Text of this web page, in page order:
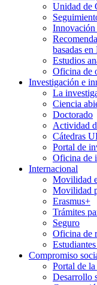
Unidad de
Innovación
basadas
Estudios
Oficina de
Investigación e
La
Ciencia
Doctorado
Actividad
Cátedras
Portal de
Oficina de
Internacional
Movilidad
Movilidad
Erasmus+
Trámites
Seguro
Oficina de
Compromiso
Portal de
Desarrollo